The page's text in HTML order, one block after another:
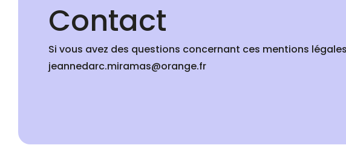
Contact
Si vous avez des questions concernant ces mentions
jeannedarc.miramas@orange.fr